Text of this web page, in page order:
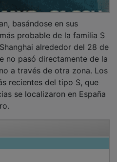
probable de la familia S
alrededor del 28 de
no pasó directamente de la
a través de otra zona. Los
recientes del tipo S, que
se localizaron en España